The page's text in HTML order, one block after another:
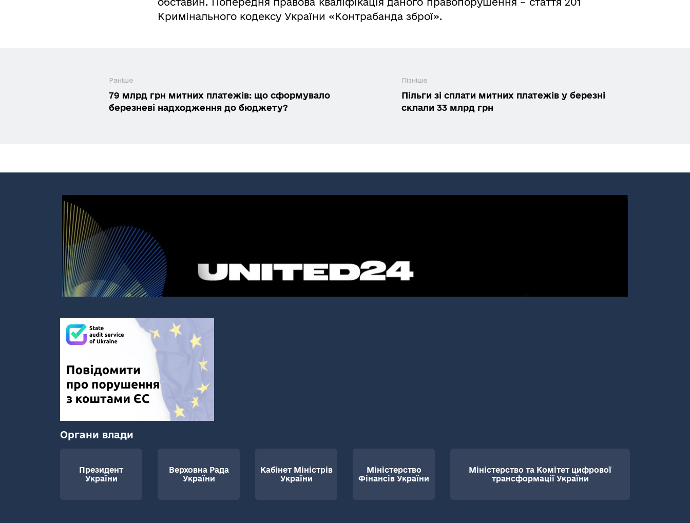
Кримінального кодексу України «Контрабанда зброї».
Раніше
79 млрд грн митних платежів: що сформувало
березневі надходження до бюджету?
Пізніше
Пільги зі сплати митних платежів у березні
склали 33 млрд грн
Органи влади
Президент
України
Верховна Рада
України
Кабінет Міністрів
України
Міністерство
Фінансів України
Міністерство та Комітет цифрової
трансформації України